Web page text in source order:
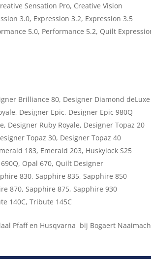
Sensation Pro, Creative Vision
3.0, Expression 3.2, Expression 3.5
5.0, Performance 5.2, Quilt
Brilliance 80, Designer Diamond deLuxe
Designer Epic, Designer Epic 980Q
Designer Ruby Royale, Designer Topaz 20
Topaz 30, Designer Topaz 40
183, Emerald 203, Huskylock S25
Opal 670, Quilt Designer
830, Sapphire 835, Sapphire 850
870, Sapphire 875, Sapphire 930
140C, Tribute 145C
Pfaff en Husqvarna bij Bogaert